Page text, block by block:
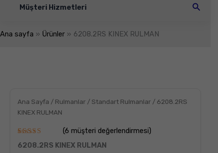
Müşteri Hizmetleri Arama
Ana sayfa Ürünler 6208.2RS KINEX RULMAN
Ana Sayfa / Rulmanlar / Standart Rulmanlar / 6208.2RS
KINEX RULMAN
6müşteri
puanına
(6 müşteri değerlendirmesi)
6208.2RS KINEX RULMAN